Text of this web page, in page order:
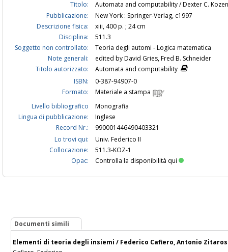
Titolo:
Automata and computability / Dexter C.
Pubblicazione:
New York : Springer-Verlag, c1997
Descrizione fisica:
xiii, 400 p. ; 24 cm
Disciplina:
511.3
Soggetto non controllato:
Teoria degli automi - Logica matematica
Note generali:
edited by David Gries, Fred B. Schneider
Titolo autorizzato:
Automata and computability
ISBN:
0-387-94907-0
Formato:
Materiale a stampa
Livello bibliografico
Monografia
Lingua di pubblicazione:
Inglese
Record Nr.:
990001446490403321
Lo trovi qui:
Univ. Federico II
Collocazione:
511.3-KOZ-1
Opac:
Controlla la disponibilità qui
Documenti simili
Elementi di teoria degli insiemi / Federico Cafiero, Antonio